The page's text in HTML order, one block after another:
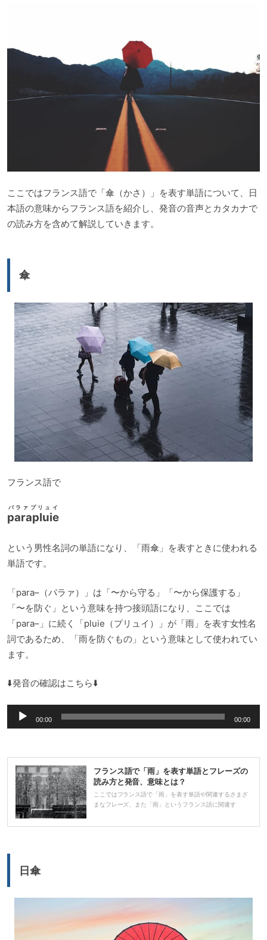
ここではフランス語で「傘（かさ）」を表す単語について、日
本語の意味からフランス語を紹介し、発音の音声とカタカナで
の読み方を含めて解説していきます。
傘
フランス語で
parapluie
パラァプリュイ
という男性名詞の単語になり、「雨傘」を表すときに使われる
単語です。
「para–（パラァ）」は「〜から守る」「〜から保護する」
「〜を防ぐ」という意味を持つ接頭語になり、ここでは
「para–」に続く「pluie（プリュイ）」が「雨」を表す女性名
詞であるため、「雨を防ぐもの」という意味として使われてい
ます。
⬇️発音の確認はこちら⬇️
声
ー
ヤ
ー
00:00 00:00
フランス語で「雨」を表す単語とフレーズの
読み方と発音、意味とは？
ここではフランス語で「雨」を表す単語や関連するさまざ
まなフレーズ、また「雨」というフランス語に関連す
日傘